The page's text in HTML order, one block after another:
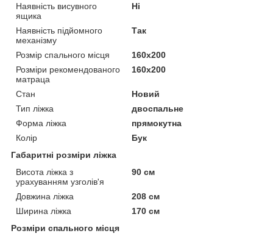
Наявність висувного
ящика
Ні
Наявність підйомного
механізму
Так
Розмір спального місця
160х200
Розміри рекомендованого
матраца
160х200
Стан
Новий
Тип ліжка
двоспальне
Форма ліжка
прямокутна
Колір
Бук
Габаритні розміри ліжка
Висота ліжка з
урахуванням узголів'я
90 см
Довжина ліжка
208 см
Ширина ліжка
170 см
Розміри спального місця